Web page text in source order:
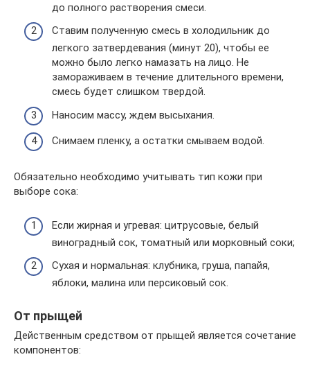
до полного растворения смеси.
Ставим полученную смесь в холодильник до
легкого затвердевания (минут 20), чтобы ее
можно было легко намазать на лицо. Не
замораживаем в течение длительного времени,
смесь будет слишком твердой.
Наносим массу, ждем высыхания.
Снимаем пленку, а остатки смываем водой.
Обязательно необходимо учитывать тип кожи при
выборе сока:
Если жирная и угревая: цитрусовые, белый
виноградный сок, томатный или морковный соки;
Сухая и нормальная: клубника, груша, папайя,
яблоки, малина или персиковый сок.
От прыщей
Действенным средством от прыщей является сочетание
компонентов: